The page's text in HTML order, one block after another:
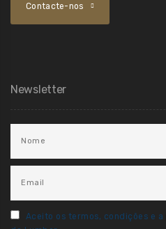
Contacte-nos
Newsletter
Aceito os termos, condições e a